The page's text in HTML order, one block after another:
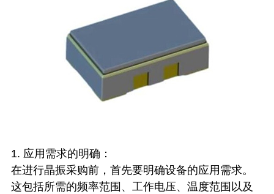
1. 应用需求的明确：
在进行晶振采购前，首先要明确设备的应用需求。
这包括所需的频率范围、工作电压、温度范围以及